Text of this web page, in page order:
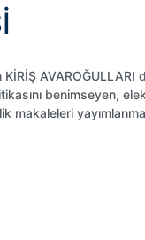
AVAROĞULLARI
benimseyen,